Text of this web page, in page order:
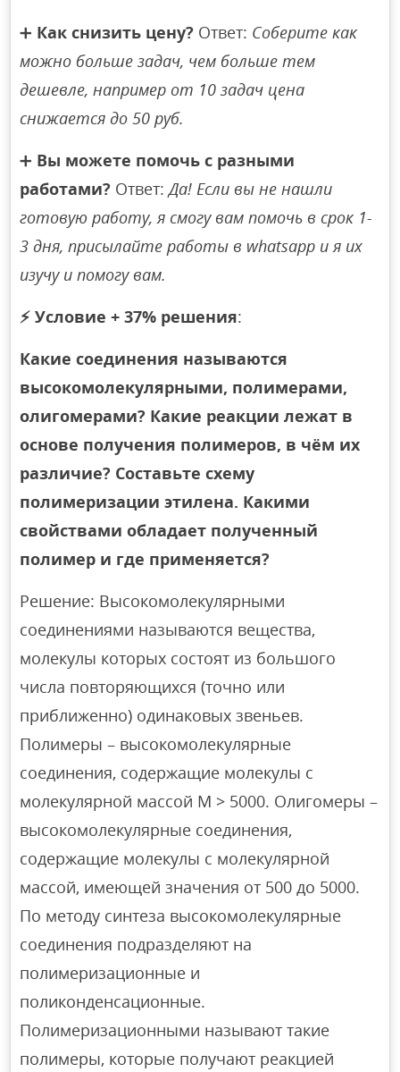
➕ Как снизить цену? Ответ: Соберите как
можно больше задач, чем больше тем
дешевле, например от 10 задач цена
снижается до 50 руб.
➕ Вы можете помочь с разными
работами? Ответ:Да! Если вы не нашли
готовую работу, я смогу вам помочь в срок 1-
3 дня, присылайте работы в whatsapp и я их
изучу и помогу вам.
⚡ Условие + 37% решения:
Какие соединения называются
высокомолекулярными, полимерами,
олигомерами? Какие реакции лежат в
основе получения полимеров, в чём их
различие? Составьте схему
полимеризации этилена. Какими
свойствами обладает полученный
полимер и где применяется?
Решение: Высокомолекулярными
соединениями называются вещества,
молекулы которых состоят из большого
числа повторяющихся (точно или
приближенно) одинаковых звеньев.
Полимеры – высокомолекулярные
соединения, содержащие молекулы с
молекулярной массой М > 5000. Олигомеры –
высокомолекулярные соединения,
содержащие молекулы с молекулярной
массой, имеющей значения от 500 до 5000.
По методу синтеза высокомолекулярные
соединения подразделяют на
полимеризационные и
поликонденсационные.
Полимеризационными называют такие
полимеры, которые получают реакцией